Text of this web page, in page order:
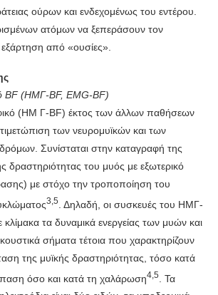
ούρων και ενδεχομένως του εντέρου.
ατόμων να ξεπεράσουν τον
από «ουσίες».
ΒF (HΜΓ-BF, EΜG-BF)
(ΗΜ Γ-ΒF) έκτος των άλλων παθήσεων
των νευρομυϊκών και των
Συνίσταται στην καταγραφή της
δραστηριότητας του μυός με εξωτερικό
με στόχο την τροποποίηση του
3,5
. Δηλαδή, οι συσκευές του ΗΜΓ-
τα δυναμικά ενεργείας των μυών και
σήματα τέτοια που χαρακτηρίζουν
της μυϊκής δραστηριότητας, τόσο κατά
όσο και κατά τη χαλάρωση4,5
. Τα